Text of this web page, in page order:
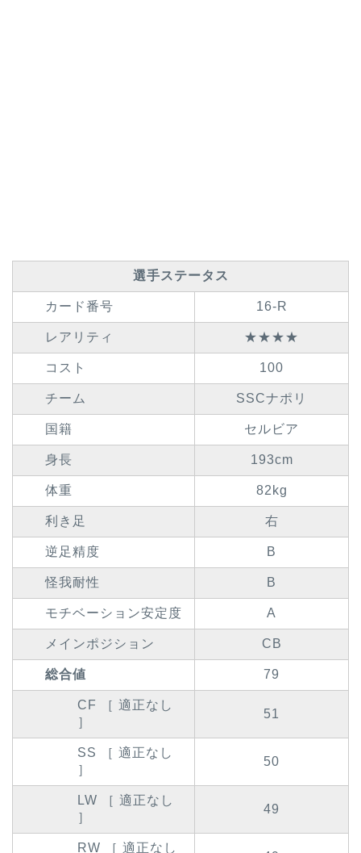
選手ステータス
カード番号 16-R
レアリティ ★★★★
コスト 100
チーム SSCナポリ
国籍 セルビア
身長 193cm
体重 82kg
利き足 右
逆足精度 B
怪我耐性 B
モチベーション安定度 A
メインポジション CB
総合値 79
CF ［ 適正なし
］
51
SS ［ 適正なし
］
50
LW ［ 適正なし
］
49
RW ［ 適正なし